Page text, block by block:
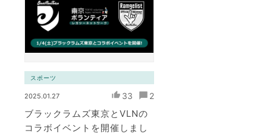
スポーツ
2025.01.27 33 2
ブラックラムズ東京とVLNの
コラボイベントを開催しまし